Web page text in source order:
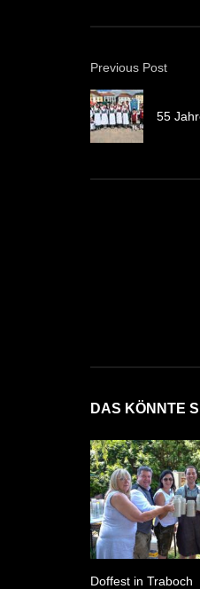
Previous Post
55
DAS KÖNNTE
Doffest in Traboch